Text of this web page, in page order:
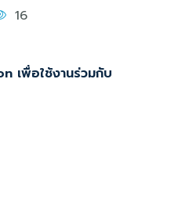
16
เพื่อใช้งานร่วมกับ